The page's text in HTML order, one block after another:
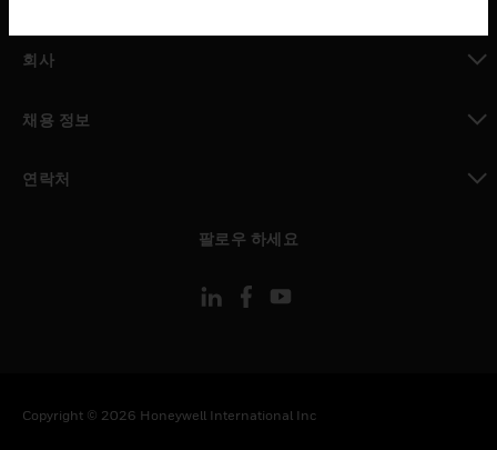
toggle view
회사
채용 정보
연락처
팔로우 하세요
Copyright © 2026 Honeywell International Inc